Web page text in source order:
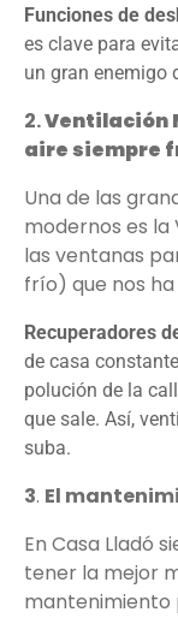
Funciones de
es clave para
un gran enemigo
2.Ventilación
aire siempre
Una de las
modernos es la
las ventanas
frío) que nos
Recuperadores
de casa
polución de la
que sale. Así,
suba.
3. El
En Casa Lladó
tener la mejor
mantenimiento